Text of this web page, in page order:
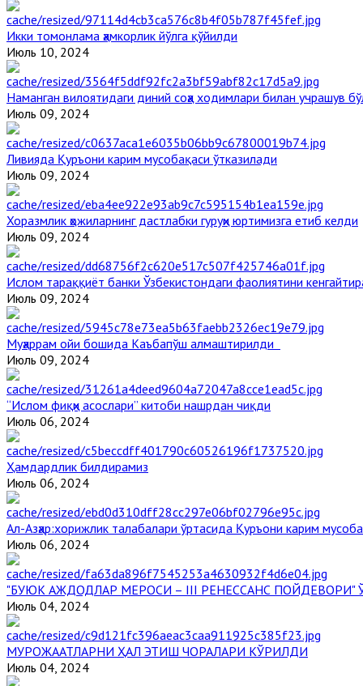
Икки томонлама ҳамкорлик йўлга қўйилди
Июль 10, 2024
Наманган вилоятидаги диний соҳа ходимлари билан учрашув
Июль 09, 2024
Ливияда Қуръони карим мусобақаси ўтказилади
Июль 09, 2024
Хоразмлик ҳожиларнинг дастлабки гуруҳи юртимизга етиб келди
Июль 09, 2024
Ислом тараққиёт банки Ўзбекистондаги фаолиятини
Июль 09, 2024
Муҳаррам ойи бошида Каъбапўш алмаштирилди
Июль 09, 2024
“Ислом фиқҳи асослари” китоби нашрдан чиқди
Июль 06, 2024
Ҳамдардлик билдирамиз
Июль 06, 2024
Aл-Aзҳар:хорижлик талабалари ўртасида Қуръони карим
Июль 06, 2024
"БУЮК АЖДОДЛАР МЕРОСИ – III РЕНЕССАНС
Июль 04, 2024
МУРОЖААТЛАРНИ ҲАЛ ЭТИШ ЧОРАЛАРИ КЎРИЛДИ
Июль 04, 2024